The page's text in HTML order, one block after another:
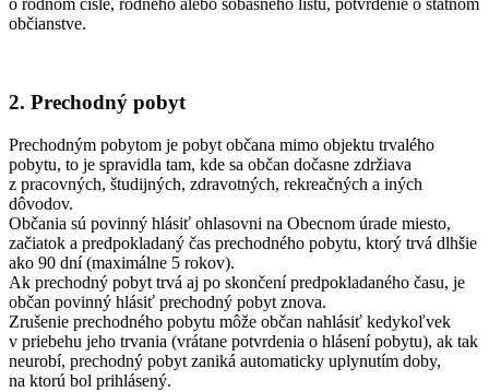
občianstve.
2. Prechodný pobyt
Prechodným pobytom je pobyt občana mimo objektu trvalého
pobytu, to je spravidla tam, kde sa občan dočasne zdržiava
z pracovných, študijných, zdravotných, rekreačných a iných
dôvodov.
Občania sú povinný hlásiť ohlasovni na Obecnom úrade miesto,
začiatok a predpokladaný čas prechodného pobytu, ktorý trvá dlhšie
ako 90 dní (maximálne 5 rokov).
Ak prechodný pobyt trvá aj po skončení predpokladaného času, je
občan povinný hlásiť prechodný pobyt znova.
Zrušenie prechodného pobytu môže občan nahlásiť kedykoľvek
v priebehu jeho trvania (vrátane potvrdenia o hlásení pobytu), ak tak
neurobí, prechodný pobyt zaniká automaticky uplynutím doby,
na ktorú bol prihlásený.